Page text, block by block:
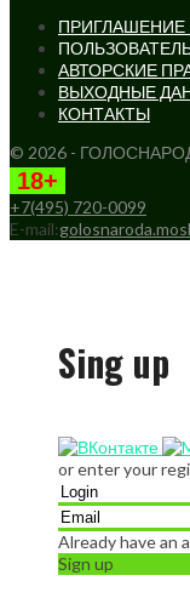
ПРИГЛАШЕНИЕ
АВТОРСКИЕ
ВЫХОДНЫЕ
КОНТАКТЫ
© 2026 -
18+
+7(495) 720-0099
E-mail:
Sing up
or enter your
Already have an
Sign up